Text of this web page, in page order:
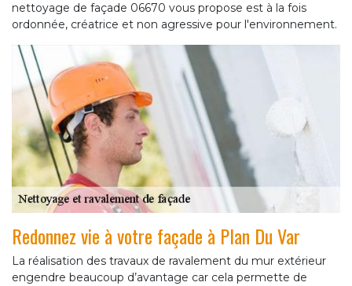
nettoyage de façade 06670 vous propose est à la fois
ordonnée, créatrice et non agressive pour l'environnement.
Redonnez vie à votre façade à Plan Du Var
La réalisation des travaux de ravalement du mur extérieur
engendre beaucoup d’avantage car cela permette de